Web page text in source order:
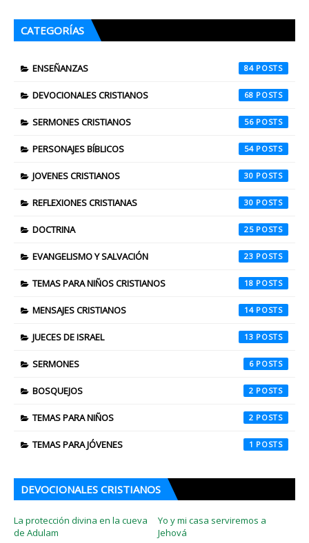
CATEGORÍAS
ENSEÑANZAS 84
DEVOCIONALES CRISTIANOS 68
SERMONES CRISTIANOS 56
PERSONAJES BÍBLICOS 54
JOVENES CRISTIANOS 30
REFLEXIONES CRISTIANAS 30
DOCTRINA 25
EVANGELISMO Y SALVACIÓN 23
TEMAS PARA NIÑOS CRISTIANOS 18
MENSAJES CRISTIANOS 14
JUECES DE ISRAEL 13
SERMONES 6
BOSQUEJOS 2
TEMAS PARA NIÑOS 2
TEMAS PARA JÓVENES 1
DEVOCIONALES CRISTIANOS
La protección divina en la cueva
de Adulam
Yo y mi casa serviremos a
Jehová